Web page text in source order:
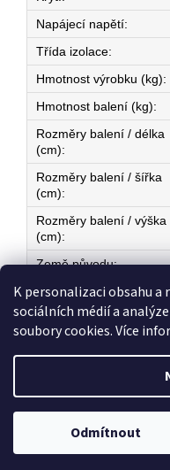
K personalizaci obsahu
sociálních médií a
soubory cookies. Více
Odmítnout
Napájecí napětí:
Třída izolace:
Hmotnost výrobku (kg):
Hmotnost balení (kg):
Rozměry balení / délka
(cm):
Rozměry balení / šířka
(cm):
Rozměry balení / výška
(cm):
Země původu:
Copyright 2026